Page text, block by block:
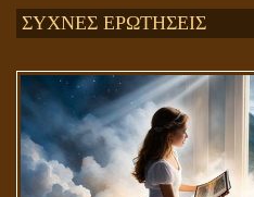
ΣΥΧΝΕΣ ΕΡΩΤΗΣΕΙΣ